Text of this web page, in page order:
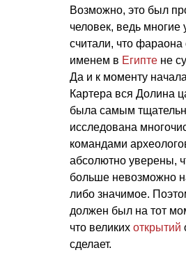
Возможно, это был
человек, ведь многие
считали, что фараона
именем в Египте не
Да и к моменту
Картера вся Долина
была самым
исследована
командами
абсолютно уверены,
больше невозможно
либо значимое.
должен был на тот
что великих открытий
сделает.